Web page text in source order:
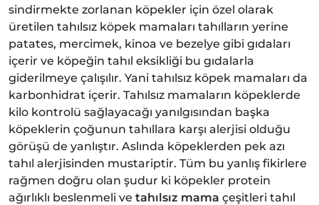
sindirmekte zorlanan köpekler için özel olarak
üretilen tahılsız köpek mamaları tahılların yerine
patates, mercimek, kinoa ve bezelye gibi gıdaları
içerir ve köpeğin tahıl eksikliği bu gıdalarla
giderilmeye çalışılır. Yani tahılsız köpek mamaları da
karbonhidrat içerir. Tahılsız mamaların köpeklerde
kilo kontrolü sağlayacağı yanılgısından başka
köpeklerin çoğunun tahıllara karşı alerjisi olduğu
görüşü de yanlıştır. Aslında köpeklerden pek azı
tahıl alerjisinden mustariptir. Tüm bu yanlış fikirlere
rağmen doğru olan şudur ki köpekler protein
ağırlıklı beslenmeli ve tahılsız mama çeşitleri tahıl